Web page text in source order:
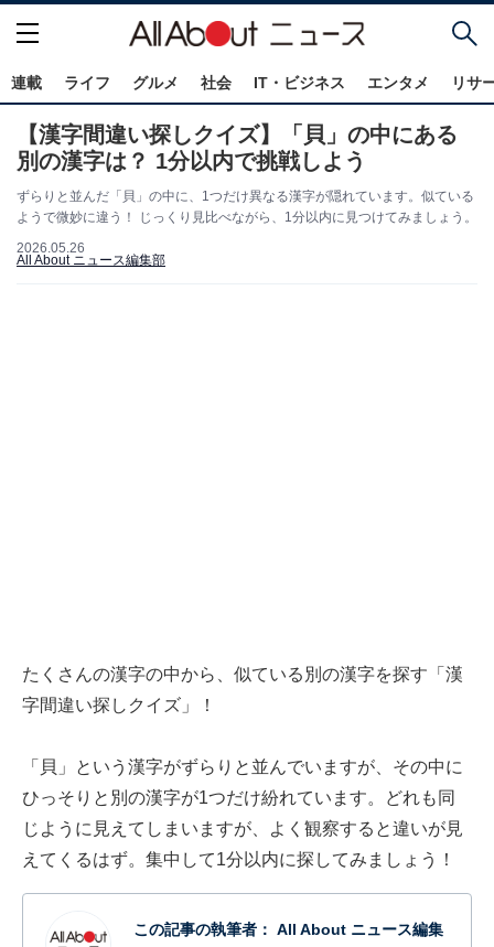
連載 ライフ グルメ 社会 IT・ビジネス エンタメ リサ
【漢字間違い探しクイズ】「貝」の中にある
別の漢字は？ 1分以内で挑戦しよう
ずらりと並んだ「貝」の中に、1つだけ異なる漢字が隠れています。似ている
ようで微妙に違う！ じっくり見比べながら、1分以内に見つけてみましょう。
2026.05.26
All About ニュース編集部
たくさんの漢字の中から、似ている別の漢字を探す「漢
字間違い探しクイズ」！
「貝」という漢字がずらりと並んでいますが、その中に
ひっそりと別の漢字が1つだけ紛れています。どれも同
じように見えてしまいますが、よく観察すると違いが見
えてくるはず。集中して1分以内に探してみましょう！
この記事の執筆者： All About ニュース編集